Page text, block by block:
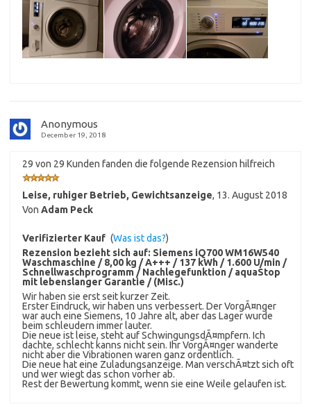
Anonymous
December 19, 2018
29 von 29 Kunden fanden die folgende Rezension hilfreich
Leise, ruhiger Betrieb, Gewichtsanzeige, 13. August 2018
Von Adam Peck
Verifizierter Kauf (Was ist das?)
Rezension bezieht sich auf: Siemens iQ700 WM16W540
Waschmaschine / 8,00 kg / A+++ / 137 kWh / 1.600 U/min /
Schnellwaschprogramm / Nachlegefunktion / aquaStop
mit lebenslanger Garantie / (Misc.)
Wir haben sie erst seit kurzer Zeit.
Erster Eindruck, wir haben uns verbessert. Der VorgÃ¤nger
war auch eine Siemens, 10 Jahre alt, aber das Lager wurde
beim schleudern immer lauter.
Die neue ist leise, steht auf SchwingungsdÃ¤mpfern. Ich
dachte, schlecht kanns nicht sein. Ihr VorgÃ¤nger wanderte
nicht aber die Vibrationen waren ganz ordentlich.
Die neue hat eine Zuladungsanzeige. Man verschÃ¤tzt sich oft
und wer wiegt das schon vorher ab.
Rest der Bewertung kommt, wenn sie eine Weile gelaufen ist.